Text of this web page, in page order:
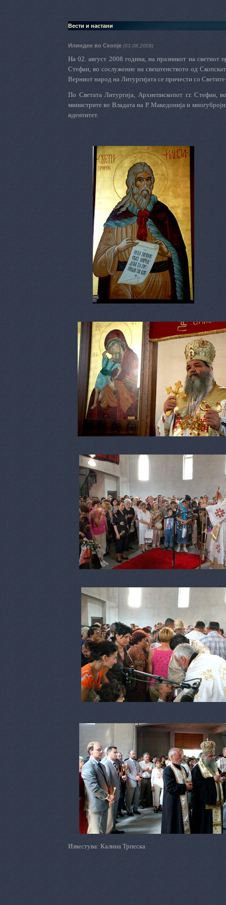
Вести и настани
Илинден во Скопје (03.08.2008)
На 02. август 2008 година, на празникот на светиот
Стефан, во сослужение на свештенството од
Верниот народ на Литургијата се причести со
По Светата Литургија, Архиепископот г.г. Стефан,
министрите во Владата на Р. Македонија и
идентитет.
Известува: Калина Трпеска